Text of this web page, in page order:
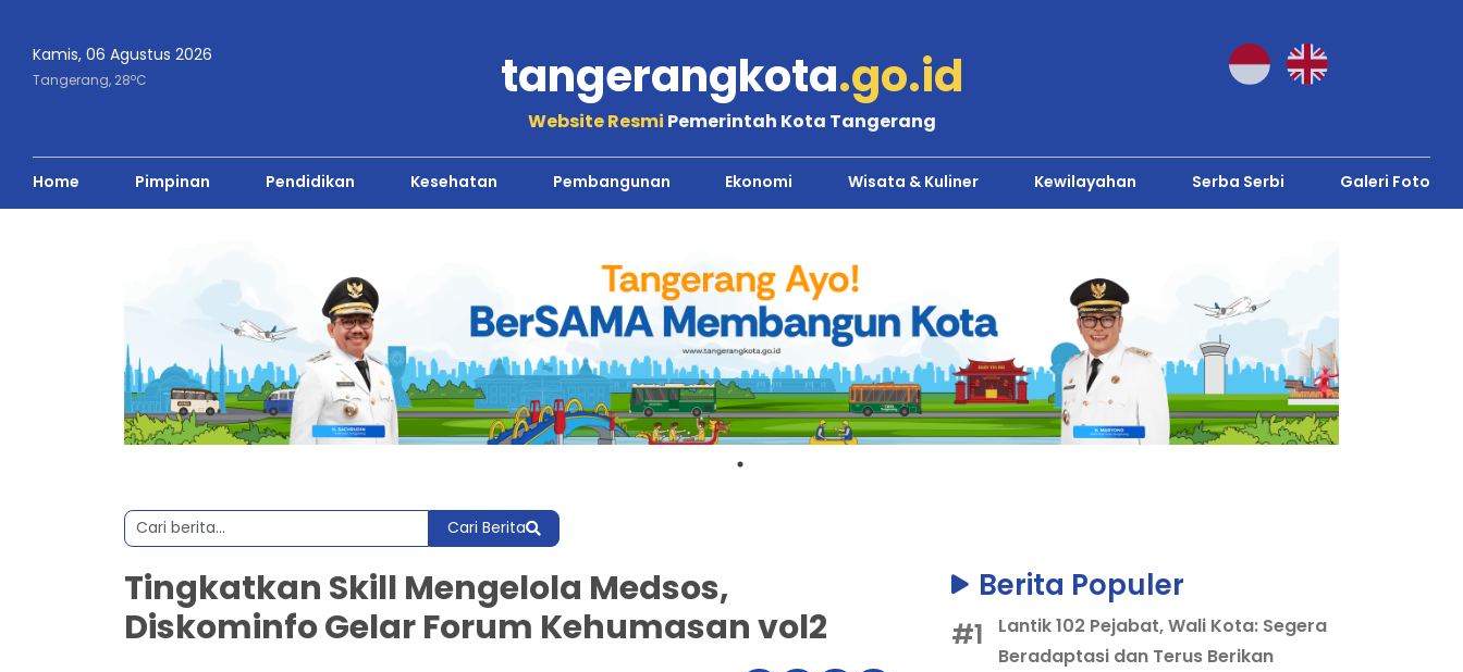
Kamis, 06 Agustus 2026
Tangerang, 28oC tangerangkota.go.id
Website Resmi Pemerintah Kota Tangerang
Home Pimpinan Pendidikan Kesehatan Pembangunan Ekonomi Wisata & Kuliner Kewilayahan Serba Serbi Galeri Foto
Cari Berita
Tingkatkan Skill Mengelola Medsos,
Diskominfo Gelar Forum Kehumasan vol2
Berita Populer
#1
Lantik 102 Pejabat, Wali Kota: Segera
Beradaptasi dan Terus Berikan